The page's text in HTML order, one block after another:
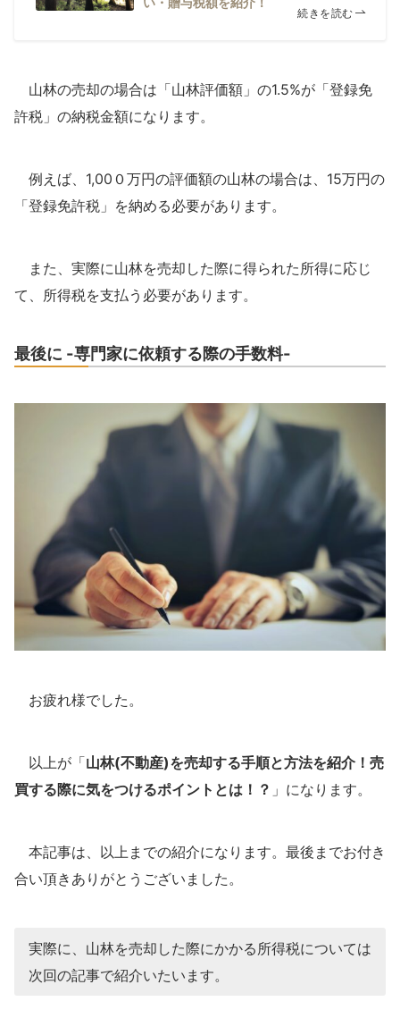
続きを読む
山林の売却の場合は「山林評価額」の1.5%が「登録免
許税」の納税金額になります。
例えば、1,00０万円の評価額の山林の場合は、15万円の
「登録免許税」を納める必要があります。
また、実際に山林を売却した際に得られた所得に応じ
て、所得税を支払う必要があります。
最後に -専門家に依頼する際の手数料-
お疲れ様でした。
以上が「山林(不動産)を売却する手順と方法を紹介！売
買する際に気をつけるポイントとは！？ 」になります。
本記事は、以上までの紹介になります。最後までお付き
合い頂きありがとうございました。
実際に、山林を売却した際にかかる所得税については
次回の記事で紹介いたいます。